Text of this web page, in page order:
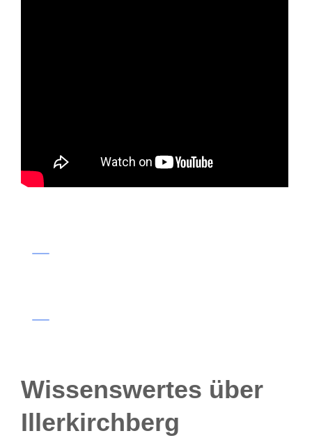
Wissenswertes über
Illerkirchberg